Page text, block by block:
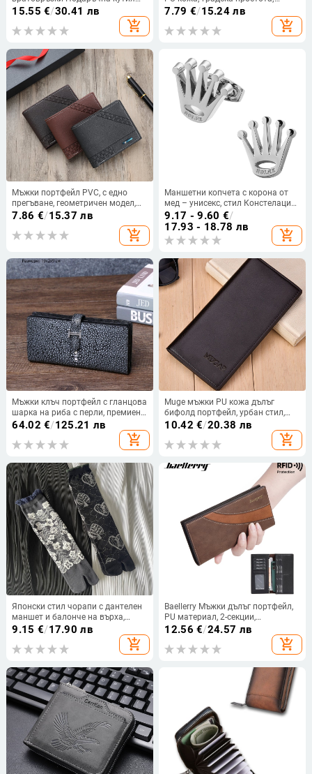
Висок клас Моден подарък
Мъжки комплект от 4 бизнес
вратовръзки
15.55 €/30.41 лв
add_shopping_cart
едноцветен дизайн; подплата:
7.79 €/15.24 лв
add_shopping_cart
Мъжки портфейл PVC, с едно
прегъване, геометричен модел,
уличен стил, подплата от
7.86 €/15.37 лв
add_shopping_cart
Маншетни копчета с корона от
мед – унисекс, стил Констелация,
електропластиране, кристал
прахообразен,
персонализируеми
9.17 - 9.60 €/
17.93 - 18.78 лв
add_shopping_cart
Мъжки клъч портфейл с гланцова
шарка на риба с перли, премиен
дизайн, джобове за карти и
64.02 €/125.21 лв
add_shopping_cart
Muge мъжки PU кожа дълъг
бифолд портфейл, урбан стил,
модел с букви
10.42 €/20.38 лв
add_shopping_cart
Японски стил чорапи с дантелен
маншет и балонче на върха,
жакардова шарка, разделени
пръсти, средно дълги, памук,
антихлъзгащи, попиващи пот
9.15 €/17.90 лв
add_shopping_cart
Baellerry Мъжки дълъг портфейл,
PU материал, 2-секции,
едноцветен дизайн, анти-крадба
12.56 €/24.57 лв
add_shopping_cart